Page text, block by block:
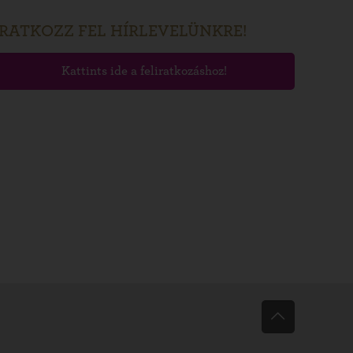
FEL HÍRLEVELÜNKRE!
Kattints ide a feliratkozáshoz!